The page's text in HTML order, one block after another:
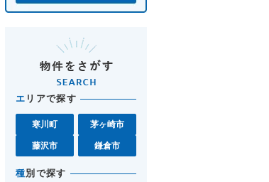
エ リアで探す
寒川町 茅ヶ崎市
藤沢市 鎌倉市
種別で探す